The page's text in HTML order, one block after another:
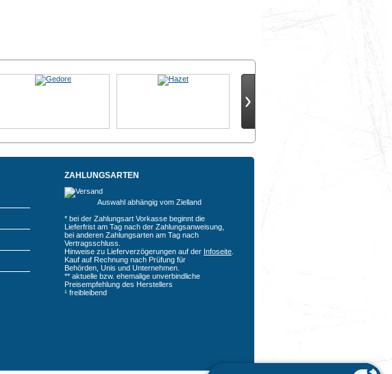
ZAHLUNGSARTEN
Auswahl abhängig vom Zielland
* bei der Zahlungsart Vorkasse beginnt die
Lieferfrist am Tag nach der Zahlungsanweisung,
bei anderen Zahlungsarten am Tag nach
Vertragsschluss.
Hinweise zu Lieferverzögerungen auf der Infoseite
Kauf auf Rechnung nach Prüfung für
Behörden, Unis und Unternehmen.
** aktuelle bzw. ehemalige unverbindliche
Preisempfehlung des Herstellers
¹ freibleibend